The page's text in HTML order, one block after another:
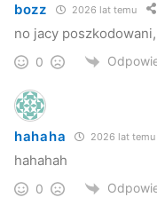
bozz 2026 lat temu
no jacy
0
hahaha 2026 lat temu
hahahah
0